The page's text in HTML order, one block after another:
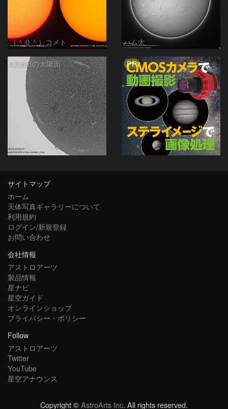
（＾０＾）コメト ハム太
8月8日の太陽面
ta-o
PR
サイトマップ
ホーム
天体写真ギャラリーについて
利用規約
ログイン/新規登録
お問い合わせ
会社情報
アストロアーツ
製品情報
星ナビ
星空ガイド
オンラインショップ
プライバシー・ポリシー
Follow
アストロアーツ
Twitter
YouTube
星空アナウンス
Copyright ©AstroArts Inc. All rights reserved.